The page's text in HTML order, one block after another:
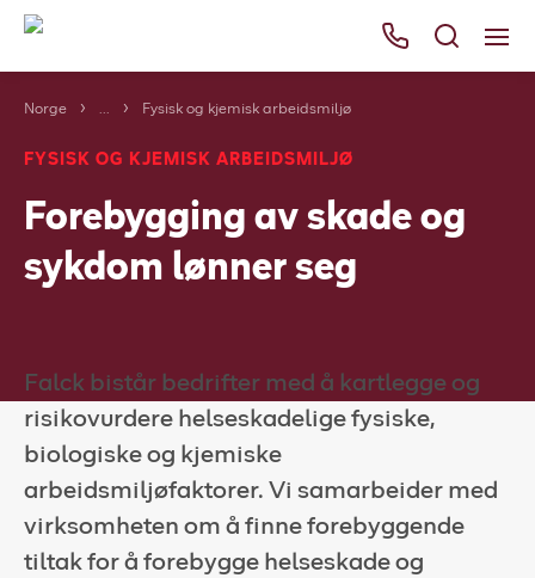
Våre tjenester
Områder
Kurs
Bli kunde
Her finner du oss
Om Falck
Falck Globalt
Norge ... Fysisk og kjemisk arbeidsmiljø
FYSISK OG KJEMISK ARBEIDSMILJØ
Forebygging av skade og
sykdom lønner seg
Falck bistår bedrifter med å kartlegge og
risikovurdere helseskadelige fysiske,
biologiske og kjemiske
arbeidsmiljøfaktorer. Vi samarbeider med
virksomheten om å finne forebyggende
tiltak for å forebygge helseskade og